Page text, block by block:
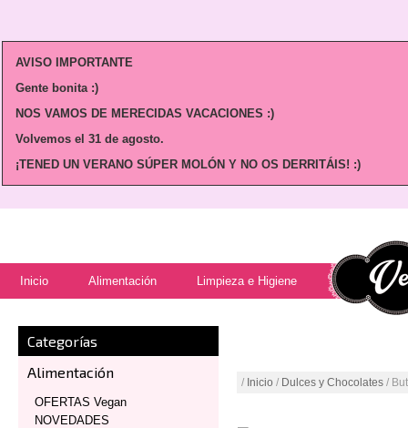
AVISO IMPORTANTE
Gente bonita :)
NOS VAMOS DE MERECIDAS VACACIONES :)
Volvemos el 31 de agosto.
¡TENED UN VERANO SÚPER MOLÓN Y NO OS DERRITÁIS! :)
Inicio Alimentación Limpieza e Higiene
Categorías
Alimentación
OFERTAS Vegan
NOVEDADES
/ Inicio / Dulces y Chocolates /